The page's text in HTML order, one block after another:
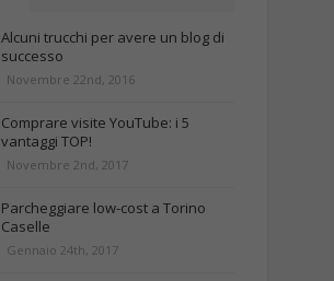
Alcuni trucchi per avere un blog di
successo
Novembre 22nd, 2016
Comprare visite YouTube: i 5
vantaggi TOP!
Novembre 2nd, 2017
Parcheggiare low-cost a Torino
Caselle
Gennaio 24th, 2017